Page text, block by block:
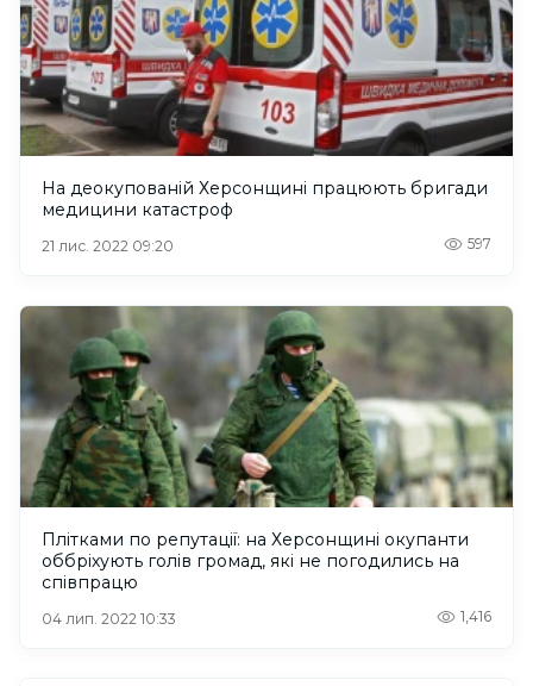
На деокупованій Херсонщині працюють бригади
медицини катастроф
21 лис. 2022 09:20 597
Плітками по репутації: на Херсонщині окупанти
оббріхують голів громад, які не погодились на
співпрацю
04 лип. 2022 10:33 1,416